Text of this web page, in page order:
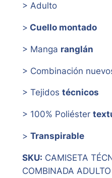
> Adulto
> Cuello montado
> Manga ranglán
> Combinación
> Tejidos técnicos
> 100% Poliéster
> Transpirable
SKU: CAMISETA
COMBINADA ADULTO